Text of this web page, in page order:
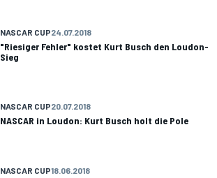
NASCAR CUP24.07.2018
"Riesiger Fehler" kostet Kurt Busch den Loudon-
Sieg
NASCAR CUP20.07.2018
NASCAR in Loudon: Kurt Busch holt die Pole
NASCAR CUP18.06.2018